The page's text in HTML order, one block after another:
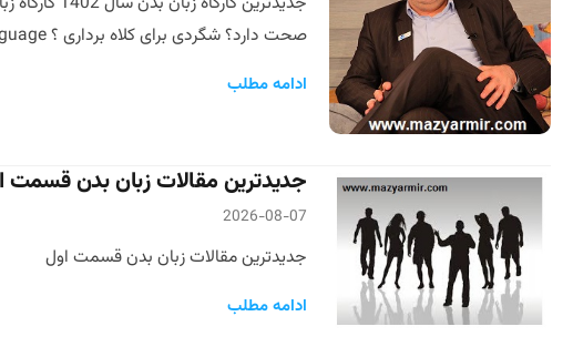
صحت دارد؟ شگردی برای کلاه برداری ؟ Body Language زبان یک مجموعه منظم از آواها یا نشانه‌های کلامی یا نوشتاری است که توسط انسانهای […]
ادامه مطلب
جدیدترین مقالات زبان بدن قسمت
2026-08-07
جدیدترین مقالات زبان بدن قسمت اول
ادامه مطلب